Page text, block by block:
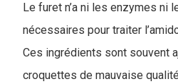
Le furet n’a ni les enzymes ni
nécessaires pour traiter
Ces ingrédients sont souvent
croquettes de mauvaise